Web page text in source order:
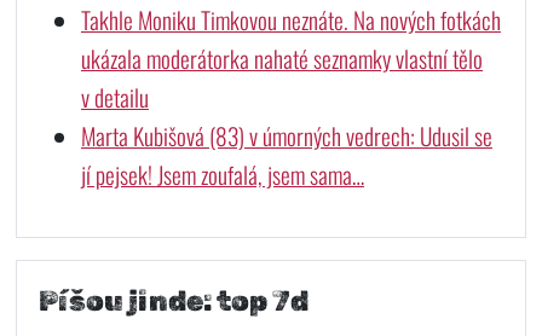
Takhle Moniku Timkovou neznáte. Na nových fotkách
ukázala moderátorka nahaté seznamky vlastní tělo
v detailu
Marta Kubišová (83) v úmorných vedrech: Udusil se
jí pejsek! Jsem zoufalá, jsem sama…
Píšou jinde: top 7d